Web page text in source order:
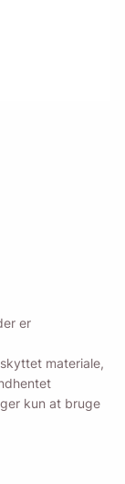
er
materiale,
kun at bruge
du vores